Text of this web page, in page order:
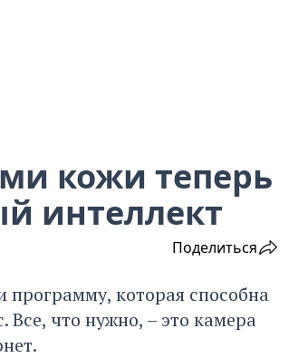
кожи теперь
интеллект
Поделиться
программу, которая способна
Все, что нужно, – это камера